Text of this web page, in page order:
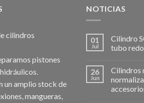
cilindros
pistones
un amplio stock de
mangueras,
NOTICIAS
01
Jul
Cilindro
tubo
26
Jun
Cilindros